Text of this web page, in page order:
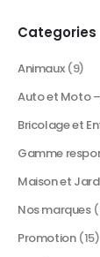
Categories
Animaux (9)
Auto et Moto
Bricolage et
Gamme
Maison et
Nos marques
Promotion (15)